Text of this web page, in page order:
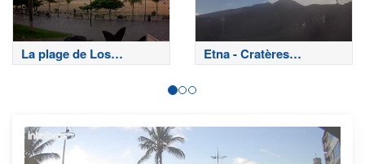
La plage de Los
Cristianos - Tenerife
Etna - Cratères
sommitaux